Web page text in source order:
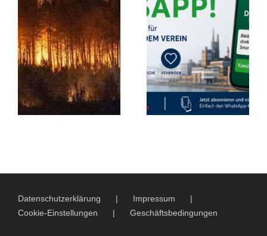
Datenschutzerklärung
Impressum
Cookie-Einstellungen
Geschäftsbedingungen